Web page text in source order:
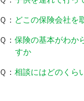
Ｑ： どこの保険会社を
Ｑ： 保険の基本がわか
すか
Ｑ： 相談にはどのくら